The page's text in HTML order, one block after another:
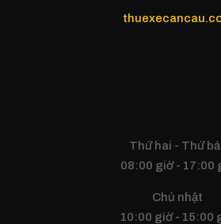
Thứ hai - Thứ
08:00 giờ - 17:00
Chủ nhật
10:00 giờ - 15:00